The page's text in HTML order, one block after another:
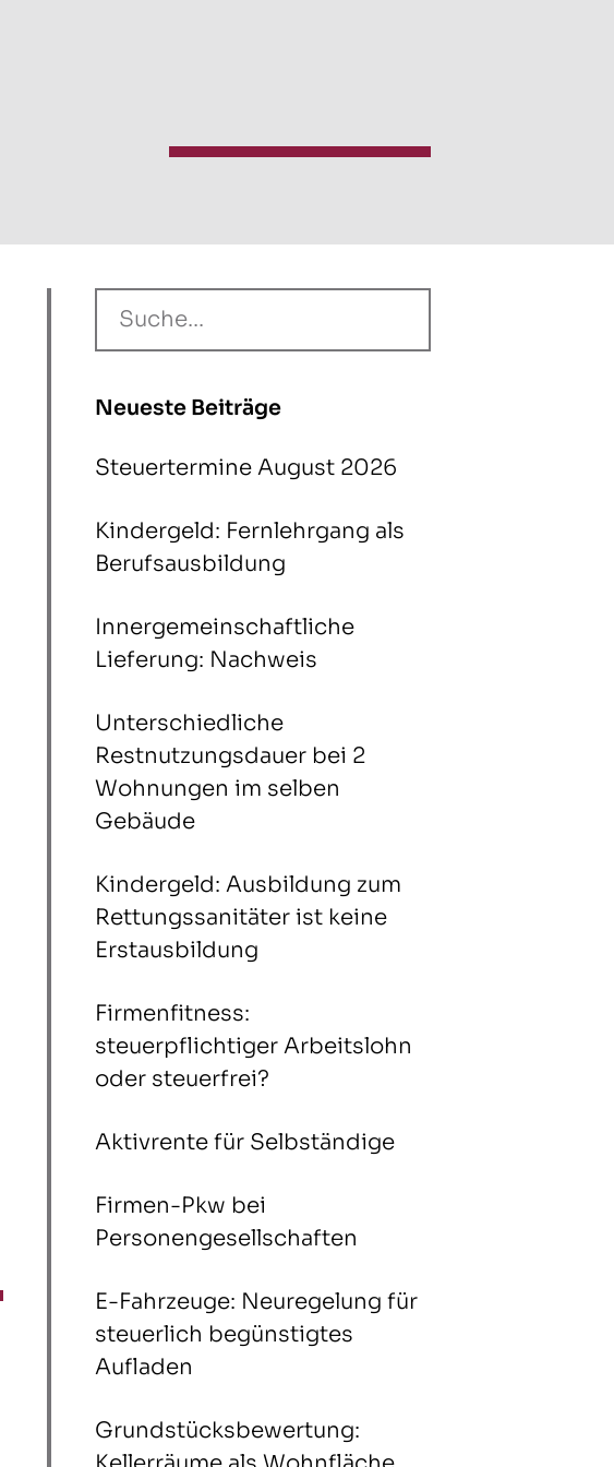
Neueste Beiträge
Steuertermine August 2026
Kindergeld: Fernlehrgang als
Berufsausbildung
Innergemeinschaftliche
Lieferung: Nachweis
Unterschiedliche
Restnutzungsdauer bei 2
Wohnungen im selben
Gebäude
Kindergeld: Ausbildung zum
Rettungssanitäter ist keine
Erstausbildung
Firmenfitness:
steuerpflichtiger Arbeitslohn
oder steuerfrei?
Aktivrente für Selbständige
Firmen-Pkw bei
Personengesellschaften
E-Fahrzeuge: Neuregelung für
steuerlich begünstigtes
Aufladen
Grundstücksbewertung: